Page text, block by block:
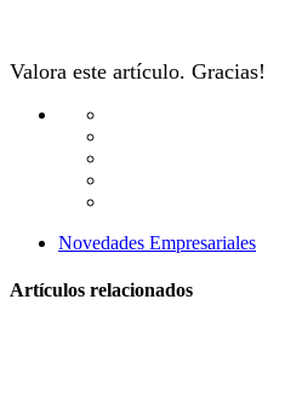
Valora este artículo. Gracias!
Novedades Empresariales
Artículos relacionados